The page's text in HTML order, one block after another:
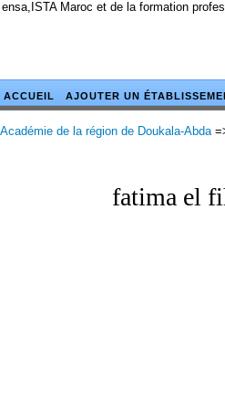
Maroc et de la formation
ACCUEIL AJOUTER UN
Académie de la région de Doukala-Abda
fatima el